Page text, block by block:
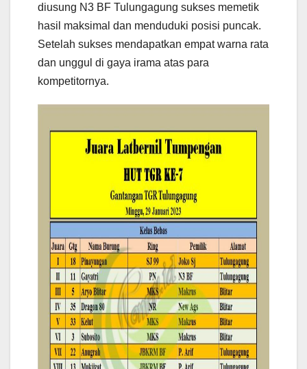
diusung N3 BF Tulungagung sukses memetik
hasil maksimal dan menduduki posisi puncak.
Setelah sukses mendapatkan empat warna rata
dan unggul di gaya irama atas para
kompetitornya.